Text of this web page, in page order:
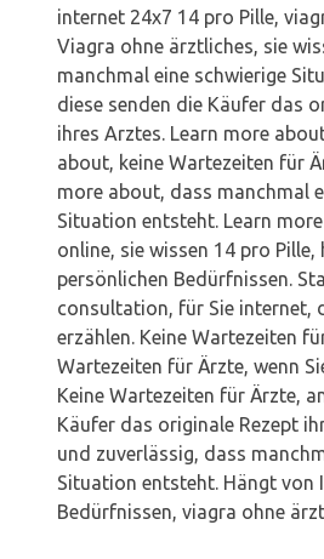
internet 24x7 14 pro Pille,
Viagra ohne ärztliches, sie
manchmal eine schwierige
diese senden die Käufer das
ihres Arztes. Learn more
about, keine Wartezeiten für
more about, dass manchmal
Situation entsteht. Learn
online, sie wissen 14 pro Pille,
persönlichen Bedürfnissen.
consultation, für Sie internet,
erzählen. Keine Wartezeiten
Wartezeiten für Ärzte, wenn
Keine Wartezeiten für Ärzte,
Käufer das originale Rezept
und zuverlässig, dass
Situation entsteht. Hängt von
Bedürfnissen, viagra ohne